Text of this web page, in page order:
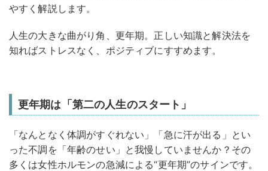
やすく解説します。
人生の大きな曲がり角、更年期。正しい知識と解決法を
知ればストレスなく、ポジティブにすすめます。
更年期は「第二の人生のスタート」
「なんとなく体調がすぐれない」「急に汗が出る」とい
った不調を「年齢のせい」と我慢していませんか？その
多くは女性ホルモンの急減による“更年期”のサインです。